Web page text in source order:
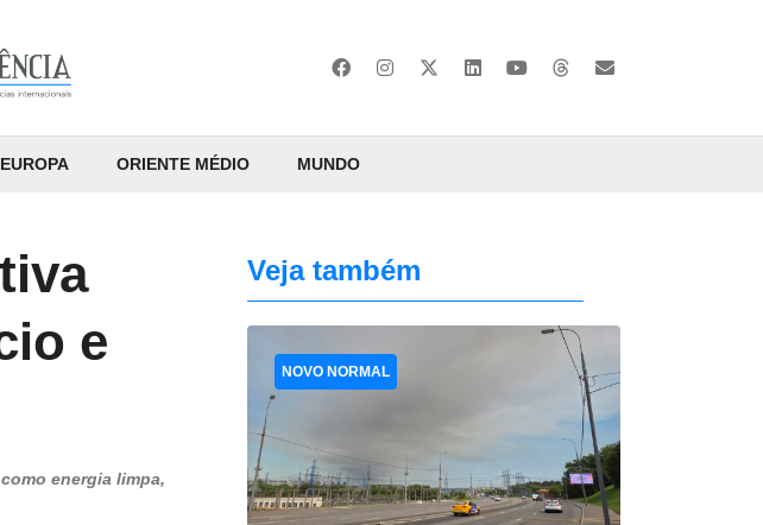
EUROPA ORIENTE MÉDIO MUNDO
e
energia limpa,
Veja também
NOVO NORMAL